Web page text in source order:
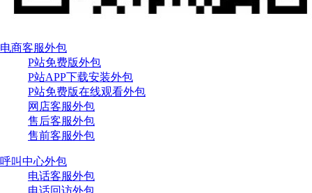
电商客服外包
P站免费版外包
P站APP下载安装外包
P站免费版在线观看外包
网店客服外包
售后客服外包
售前客服外包
呼叫中心外包
电话客服外包
电话回访外包